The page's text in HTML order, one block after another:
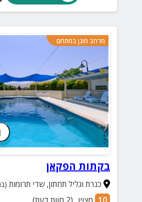
מרחב מוגן במתחם
בקתות הפקאן
כנרת וגליל תחתון,שדי תרומות